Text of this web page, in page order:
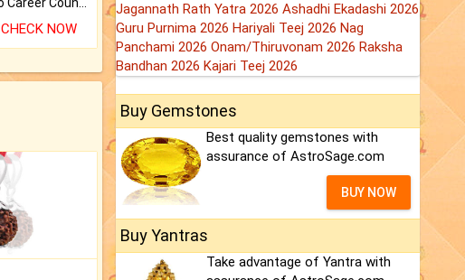
CHECK NOW
Jagannath Rath Yatra 2026 Ashadhi Ekadashi 2026
Guru Purnima 2026 Hariyali Teej 2026 Nag
Panchami 2026 Onam/Thiruvonam 2026 Raksha
Bandhan 2026 Kajari Teej 2026
Buy Gemstones
Best quality gemstones with
assurance of AstroSage.com
BUY NOW
Buy Yantras
Take advantage of Yantra with